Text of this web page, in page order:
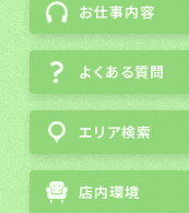
お仕事内容
よくある質問
エリア検索
店内環境